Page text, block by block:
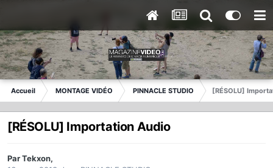
Accueil MONTAGE VIDÉO PINNACLE STUDIO [RÉSOLU]
[RÉSOLU] Importation Audio
ParTekxon,